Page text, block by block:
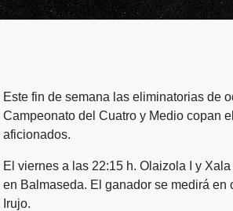
Este fin de semana las eliminatorias de
Campeonato del Cuatro y Medio copan
aficionados.
El viernes a las 22:15 h. Olaizola I y
en Balmaseda. El ganador se medirá en
Irujo.